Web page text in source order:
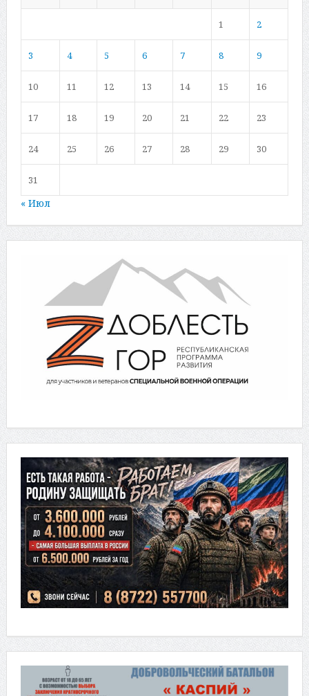
1 2
3 4 5 6 7 8 9
10 11 12 13 14 15 16
17 18 19 20 21 22 23
24 25 26 27 28 29 30
31
« Июл